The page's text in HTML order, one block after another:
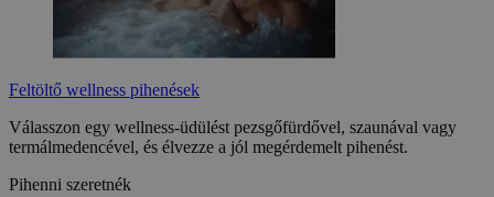
Feltöltő wellness pihenések
Válasszon egy wellness-üdülést pezsgőfürdővel, szaunával vagy
termálmedencével, és élvezze a jól megérdemelt pihenést.
Pihenni szeretnék